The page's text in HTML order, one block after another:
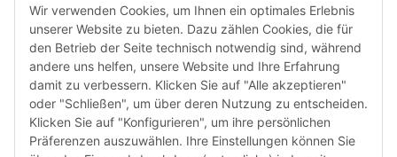
FÜR EUCH UNTERWEGS
Wir verwenden Cookies, um Ihnen ein optimales Erlebnis
unserer Website zu bieten. Dazu zählen Cookies, die für
den Betrieb der Seite technisch notwendig sind, während
andere uns helfen, unsere Website und Ihre Erfahrung
damit zu verbessern. Klicken Sie auf "Alle akzeptieren"
oder "Schließen", um über deren Nutzung zu entscheiden.
Klicken Sie auf "Konfigurieren", um ihre persönlichen
Präferenzen auszuwählen. Ihre Einstellungen können Sie